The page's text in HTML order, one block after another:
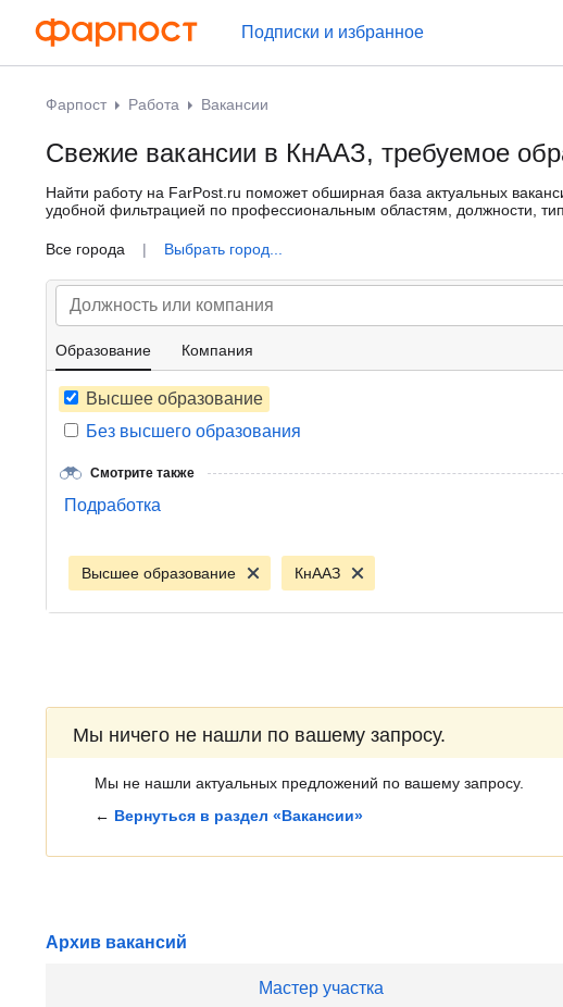
Подписки и избранное
Фарпост Работа Вакансии
Свежие вакансии в КнААЗ, требуемое
Найти работу на FarPost.ru поможет обширная база актуальных
удобной фильтрацией по профессиональным областям, должности,
Все города
| Выбрать город...
Образование Компания
Высшее образование
Без высшего образования
Смотрите также
Подработка
Высшее образование КнААЗ
Мы ничего не нашли по вашему запросу.
Мы не нашли актуальных предложений по вашему запросу.
← Вернуться в раздел «Вакансии»
Архив вакансий
Мастер участка